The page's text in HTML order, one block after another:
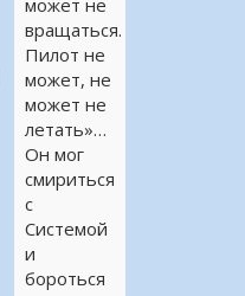
может не
вращаться.
Пилот не
может, не
может не
летать»…
Он мог
смириться
с
Системой
и
бороться